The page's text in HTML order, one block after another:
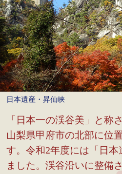
日本遺産・昇仙峡
「日本一の渓谷美」と称
山梨県甲府市の北部に位
す。令和2年度には「日
ました。渓谷沿いに整備